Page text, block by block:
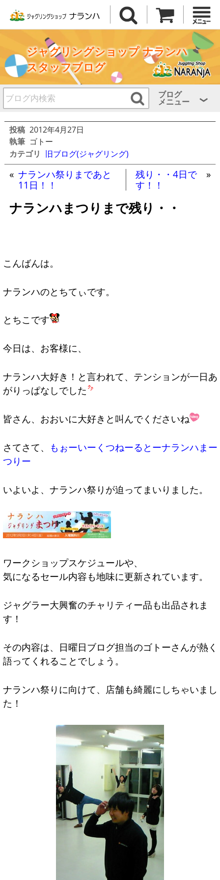
ジャグリングショップ ナランハ
スタッフブログ
ブログ
メニュー
投稿 2012年4月27日
執筆 ゴトー
カテゴリ 旧ブログ(ジャグリング)
« ナランハ祭りまであと
11日！！
残り・・4日で
す！！
»
ナランハまつりまで残り・・
こんばんは。
ナランハのとちてぃです。
とちこです
今日は、お客様に、
ナランハ大好き！と言われて、テンションが一日あ
がりっぱなしでした
皆さん、おおいに大好きと叫んでくださいね
さてさて、
もぉーいーくつねーるとーナランハまー
つりー
いよいよ、ナランハ祭りが迫ってまいりました。
ワークショップスケジュールや、
気になるセール内容も地味に更新されています。
ジャグラー大興奮のチャリティー品も出品されま
す！
その内容は、日曜日ブログ担当のゴトーさんが熱く
語ってくれることでしょう。
ナランハ祭りに向けて、店舗も綺麗にしちゃいまし
た！